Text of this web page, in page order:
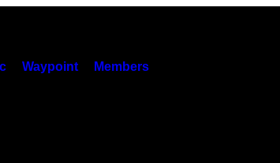
Waypoint Members